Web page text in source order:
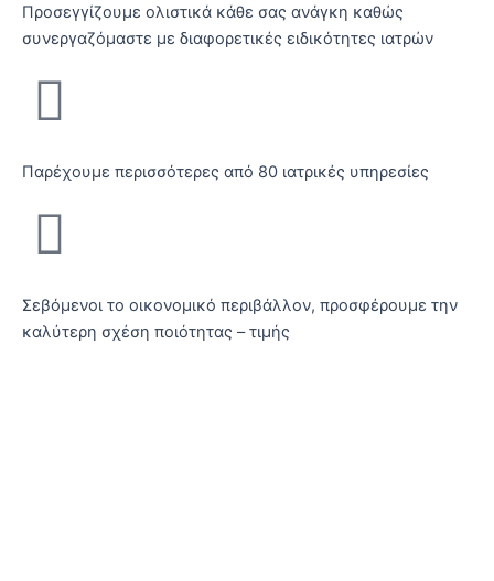
Προσεγγίζουμε ολιστικά κάθε σας ανάγκη καθώς
συνεργαζόμαστε με διαφορετικές ειδικότητες ιατρών
Παρέχουμε περισσότερες από 80 ιατρικές υπηρεσίες
Σεβόμενοι το οικονομικό περιβάλλον, προσφέρουμε την
καλύτερη σχέση ποιότητας – τιμής